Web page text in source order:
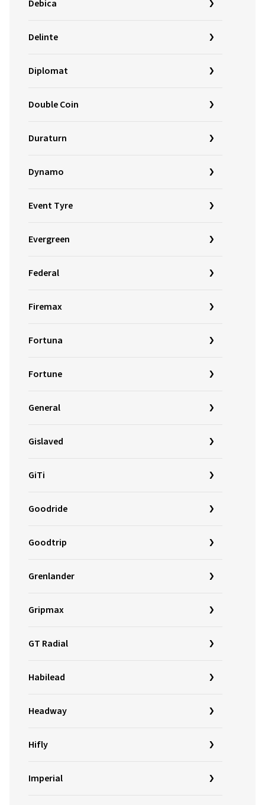
Debica
Delinte
Diplomat
Double Coin
Duraturn
Dynamo
Event Tyre
Evergreen
Federal
Firemax
Fortuna
Fortune
General
Gislaved
GiTi
Goodride
Goodtrip
Grenlander
Gripmax
GT Radial
Habilead
Headway
Hifly
Imperial